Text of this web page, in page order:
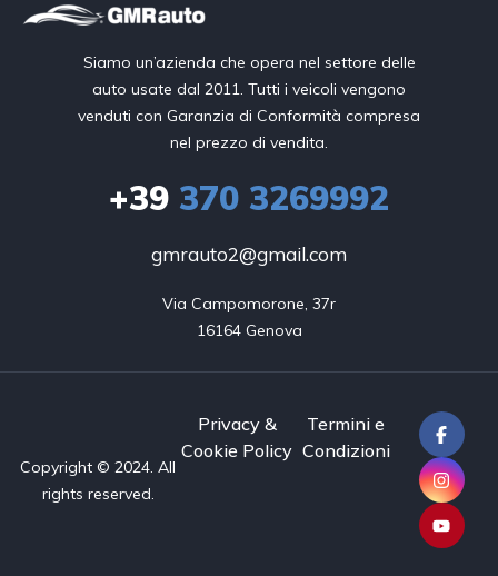
Siamo un’azienda che opera nel settore delle
auto usate dal 2011. Tutti i veicoli vengono
venduti con Garanzia di Conformità compresa
nel prezzo di vendita.
+39 370 3269992
gmrauto2@gmail.com
Via Campomorone, 37r
16164 Genova
Copyright © 2024. All
rights reserved.
Privacy &
Cookie Policy
Termini e
Condizioni